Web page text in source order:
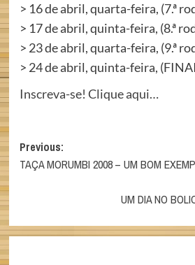
> 16 de abril, quarta-feira, (7.ª
> 17 de abril, quinta-feira, (8.ª
> 23 de abril, quarta-feira, (9.ª
> 24 de abril, quinta-feira,
Inscreva-se! Clique aqui…
Post
navigation
Previous:
TAÇA MORUMBI 2008 – UM BOM
UM DIA NO